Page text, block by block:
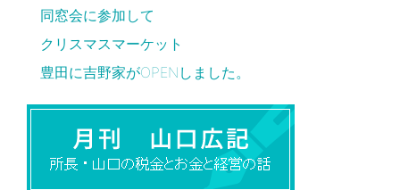
同窓会に参加して
クリスマスマーケット
豊田に吉野家がOPENしました。